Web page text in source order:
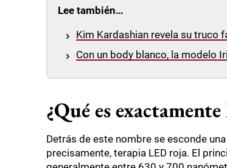
Lee también…
Kim Kardashian revela su truco
Con un body blanco, la modelo
¿Qué es
Detrás de este nombre se esconde
precisamente, terapia LED roja. El